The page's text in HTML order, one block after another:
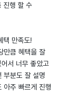
진행 할 수
택 만족도!
만큼 혜택을 잘
서 너무 좋았고
부분도 잘 설명
아주 빠르게 진행